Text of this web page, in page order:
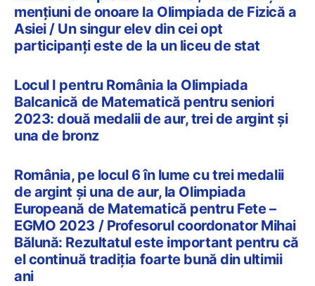
mențiuni de onoare la Olimpiada de Fizică a
Asiei / Un singur elev din cei opt
participanți este de la un liceu de stat
Locul I pentru România la Olimpiada
Balcanică de Matematică pentru seniori
2023: două medalii de aur, trei de argint și
una de bronz
România, pe locul 6 în lume cu trei medalii
de argint și una de aur, la Olimpiada
Europeană de Matematică pentru Fete –
EGMO 2023 / Profesorul coordonator Mihai
Bălună: Rezultatul este important pentru că
el continuă tradiția foarte bună din ultimii
ani